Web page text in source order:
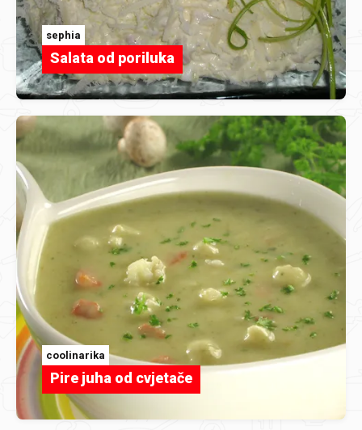
sephia
Salata od poriluka
coolinarika
Pire juha od cvjetače